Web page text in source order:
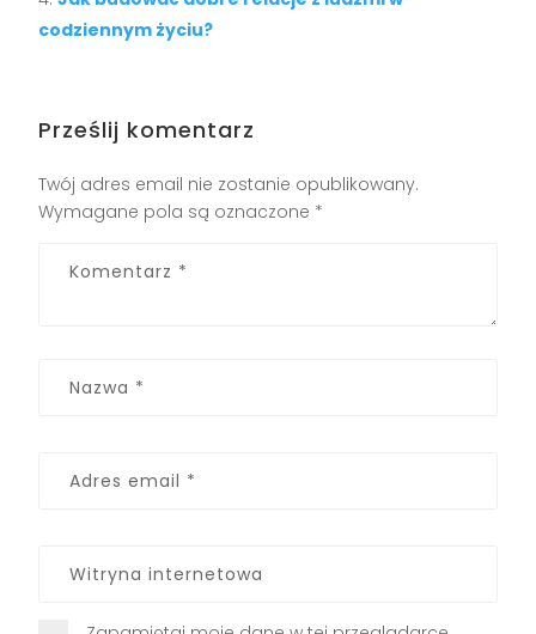
codziennym życiu?
Prześlij komentarz
Twój adres email nie zostanie opublikowany.
Wymagane pola są oznaczone *